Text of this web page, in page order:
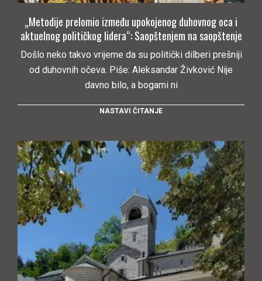
„Metodije prelomio između upokojenog duhovnog oca i
aktuelnog političkog lidera“: Saopštenjem na saopštenje
Došlo neko takvo vrijeme da su politički dilberi prešniji
od duhovnih očeva. Piše: Aleksandar Živković Nije
davno bilo, a bogami ni
NASTAVI ČITANJE